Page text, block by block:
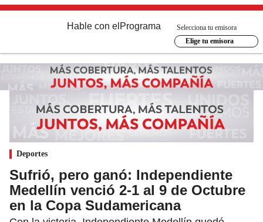
Hable con el Programa
Selecciona tu emisora
Elige tu emisora
Deportes
Sufrió, pero ganó: Independiente
Medellín venció 2-1 al 9 de Octubre
en la Copa Sudamericana